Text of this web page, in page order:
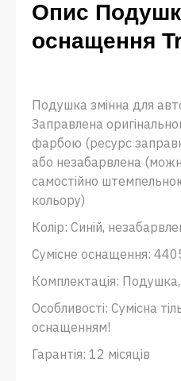
Опис
оснащення
Подушка змінна для
Заправлена
фарбою (ресурс
або незабарвлена
самостійно
кольору)
Колір: Синій,
Сумісне оснащення:
Комплектація:
Особливості: Сумісна
оснащенням!
Гарантія: 12 місяців